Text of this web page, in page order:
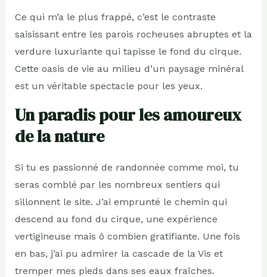
Ce qui m’a le plus frappé, c’est le contraste
saisissant entre les parois rocheuses abruptes et la
verdure luxuriante qui tapisse le fond du cirque.
Cette oasis de vie au milieu d’un paysage minéral
est un véritable spectacle pour les yeux.
Un paradis pour les amoureux
de la nature
Si tu es passionné de randonnée comme moi, tu
seras comblé par les nombreux sentiers qui
sillonnent le site. J’ai emprunté le chemin qui
descend au fond du cirque, une expérience
vertigineuse mais ô combien gratifiante. Une fois
en bas, j’ai pu admirer la cascade de la Vis et
tremper mes pieds dans ses eaux fraîches.